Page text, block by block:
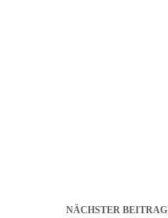
NÄCHSTER BEITRAG